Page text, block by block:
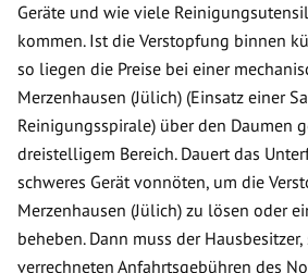
Geräte und wie viele
kommen. Ist die Verstopfung binnen
so liegen die Preise bei einer
Merzenhausen (Jülich) (Einsatz einer
Reinigungsspirale) über den Daumen
dreistelligem Bereich. Dauert das
schweres Gerät vonnöten, um die
Merzenhausen (Jülich) zu lösen oder
beheben. Dann muss der
verrechneten Anfahrtsgebühren des